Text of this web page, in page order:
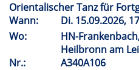
Orientalischer Tanz für
Wann:
Di. 15.09.2026,
Wo:
HN-
Heilbronn am
Nr.:
A340A106